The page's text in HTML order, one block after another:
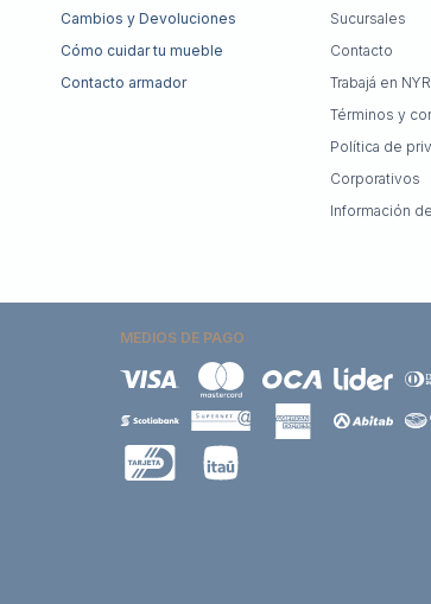
Cambios y Devoluciones
Cómo cuidar tu mueble
Contacto armador
Sucursales
Contacto
Trabajá en NYR
Términos y
Política de
Corporativos
Información
MEDIOS DE PAGO